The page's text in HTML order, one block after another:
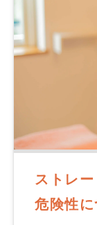
ストレ
危険性に